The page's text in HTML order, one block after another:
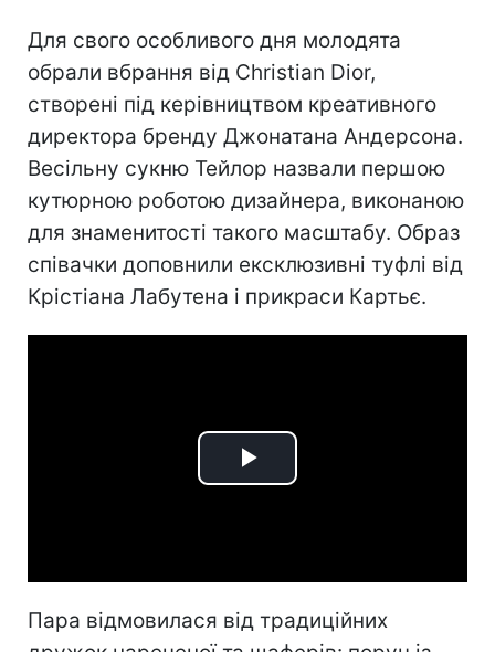
Для свого особливого дня молодята
обрали вбрання від Christian Dior,
створені під керівництвом креативного
директора бренду Джонатана Андерсона.
Весільну сукню Тейлор назвали першою
кутюрною роботою дизайнера, виконаною
для знаменитості такого масштабу. Образ
співачки доповнили ексклюзивні туфлі від
Крістіана Лабутена і прикраси Картьє.
Play
Пара відмовилася від традиційних